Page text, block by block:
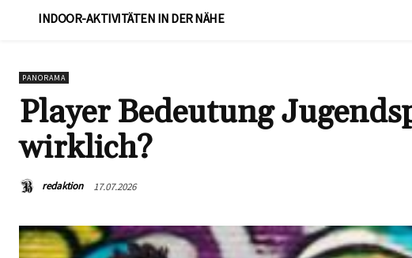
INDOOR-AKTIVITÄTEN IN DER NÄHE
PANORAMA
Player Bedeutung
wirklich?
redaktion 17.07.2026